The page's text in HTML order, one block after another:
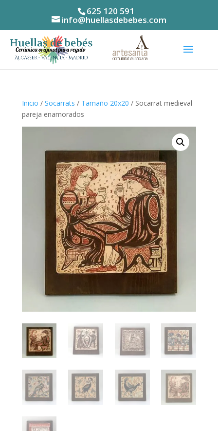
625 120 591
info@huellasdebebes.com
Inicio / Socarrats / Tamaño 20x20 / Socarrat medieval
pareja enamorados